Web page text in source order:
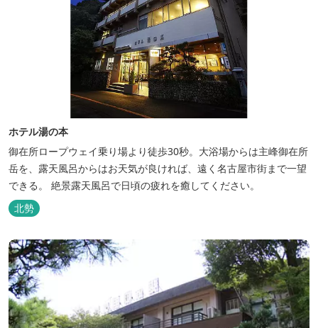
ホテル湯の本
御在所ロープウェイ乗り場より徒歩30秒。大浴場からは主峰御在所
岳を、露天風呂からはお天気が良ければ、遠く名古屋市街まで一望
できる。 絶景露天風呂で日頃の疲れを癒してください。
北勢